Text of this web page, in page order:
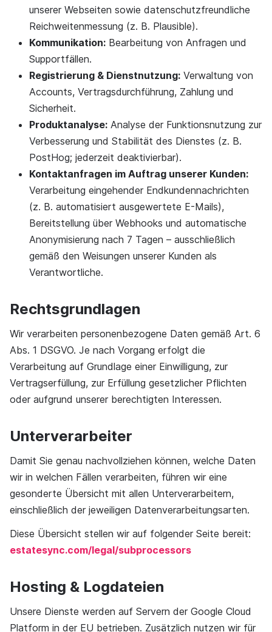
unserer Webseiten sowie datenschutzfreundliche
Reichweitenmessung (z. B. Plausible).
Kommunikation: Bearbeitung von Anfragen und
Supportfällen.
Registrierung & Dienstnutzung: Verwaltung von
Accounts, Vertragsdurchführung, Zahlung und
Sicherheit.
Produktanalyse: Analyse der Funktionsnutzung zur
Verbesserung und Stabilität des Dienstes (z. B.
PostHog; jederzeit deaktivierbar).
Kontaktanfragen im Auftrag unserer Kunden:
Verarbeitung eingehender Endkundennachrichten
(z. B. automatisiert ausgewertete E-Mails),
Bereitstellung über Webhooks und automatische
Anonymisierung nach 7 Tagen – ausschließlich
gemäß den Weisungen unserer Kunden als
Verantwortliche.
Rechtsgrundlagen
Wir verarbeiten personenbezogene Daten gemäß Art. 6
Abs. 1 DSGVO. Je nach Vorgang erfolgt die
Verarbeitung auf Grundlage einer Einwilligung, zur
Vertragserfüllung, zur Erfüllung gesetzlicher Pflichten
oder aufgrund unserer berechtigten Interessen.
Unterverarbeiter
Damit Sie genau nachvollziehen können, welche Daten
wir in welchen Fällen verarbeiten, führen wir eine
gesonderte Übersicht mit allen Unterverarbeitern,
einschließlich der jeweiligen Datenverarbeitungsarten.
Diese Übersicht stellen wir auf folgender Seite bereit:
estatesync.com/legal/subprocessors
Hosting & Logdateien
Unsere Dienste werden auf Servern der Google Cloud
Platform in der EU betrieben. Zusätzlich nutzen wir für